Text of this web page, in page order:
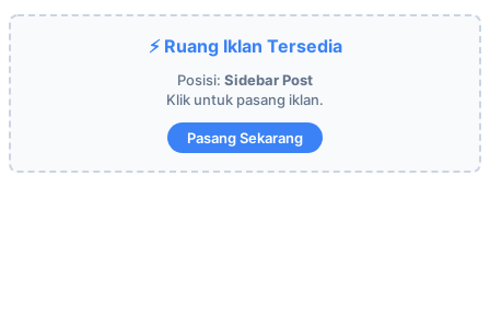
⚡ Ruang Iklan Tersedia
Posisi: Sidebar Post
Klik untuk pasang iklan.
Pasang Sekarang